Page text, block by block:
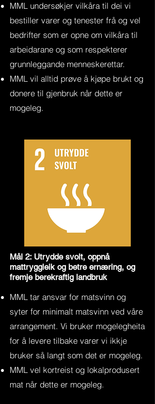
MML undersøkjer vilkåra til dei vi
bestiller varer og tenester frå og vel
bedrifter som er opne om vilkåra til
arbeidarane og som respekterer
grunnleggande menneskerettar.
MML vil alltid prøve å kjøpe brukt og
donere til gjenbruk når dette er
mogeleg.
Mål 2: Utrydde svolt, oppnå
mattryggleik og betre ernæring, og
fremje berekraftig landbruk
MML tar ansvar for matsvinn og
syter for minimalt matsvinn ved våre
arrangement. Vi bruker mogelegheita
for å levere tilbake varer vi ikkje
bruker så langt som det er mogeleg.
MML vel kortreist og lokalprodusert
mat når dette er mogeleg.